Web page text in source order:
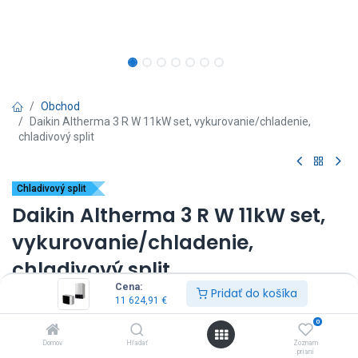
Cena:
11 624,91 € Pridať do košíka
Domov Hľadať
0
Zoznam
prianí
Obchod
Daikin Altherma 3 R W 11kW set, vykurovanie/chladenie,
chladivový split
Chladivový split
Daikin Altherma 3 R W 11kW set,
vykurovanie/chladenie,
chladivový split
(0 recenzia)
vonkajšia jednotka: ERLA11DW1
výkon: 11kW